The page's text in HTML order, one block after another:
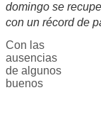
domingo se
con un récord de
Con las
ausencias
de algunos
buenos